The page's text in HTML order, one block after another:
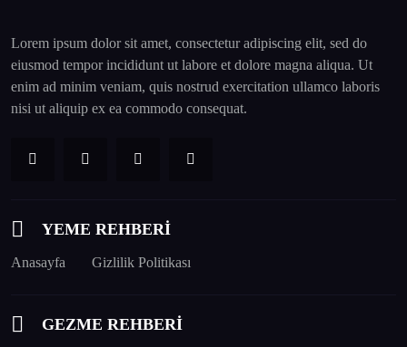
Lorem ipsum dolor sit amet, consectetur adipiscing elit, sed do
eiusmod tempor incididunt ut labore et dolore magna aliqua. Ut
enim ad minim veniam, quis nostrud exercitation ullamco laboris
nisi ut aliquip ex ea commodo consequat.
YEME REHBERİ
Anasayfa Gizlilik Politikası
GEZME REHBERİ